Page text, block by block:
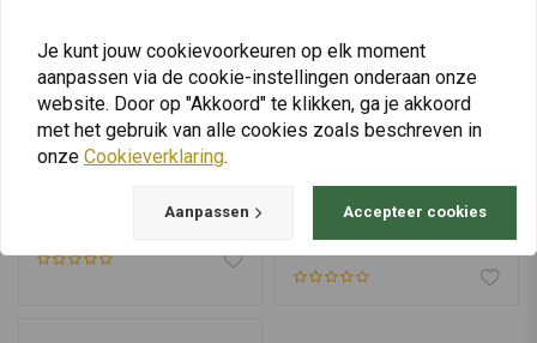
Magnesium Blok
€10,78
Je kunt jouw cookievoorkeuren op elk moment
aanpassen via de cookie-instellingen onderaan onze
website. Door op "Akkoord" te klikken, ga je akkoord
met het gebruik van alle cookies zoals beschreven in
onze Cookieverklaring.
Aanpassen Accepteer cookies